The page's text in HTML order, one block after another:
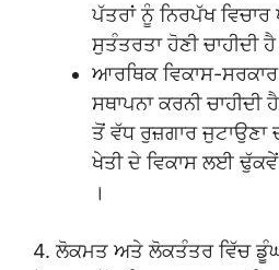
ਪੱਤਰਾਂ ਨੂੰ ਨਿਰਪੱਖ
ਸੁਤੰਤਰਤਾ ਹੋਣੀ ਚਾਹੀਦੀ ਹੈ
ਆਰਥਿਕ ਵਿਕਾਸ-
ਸਥਾਪਨਾ ਕਰਨੀ
ਤੋਂ ਵੱਧ ਰੁਜ਼ਗਾਰ ਜੁਟਾਉਣਾ
ਖੇਤੀ ਦੇ ਵਿਕਾਸ ਲਈ
।
4. ਲੋਕਮਤ ਅਤੇ ਲੋਕਤੰਤਰ ਵਿੱਚ